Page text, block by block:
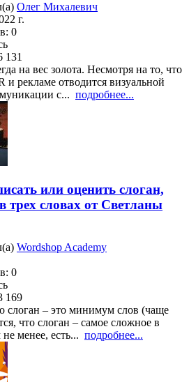
Олег Михалевич
г.
0
131
на вес золота. Несмотря на то, что
и рекламе отводится визуальной
с... подробнее...
или оценить слоган,
трех словах от Светланы
Wordshop Academy
0
169
слоган – это минимум слов (чаще
что слоган – самое сложное в
менее, есть... подробнее...